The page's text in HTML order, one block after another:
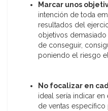
Marcar unos
intención de toda
resultados del
objetivos
de conseguir,
poniendo el riesgo
No focalizar en
ideal sería indicar
de ventas específico